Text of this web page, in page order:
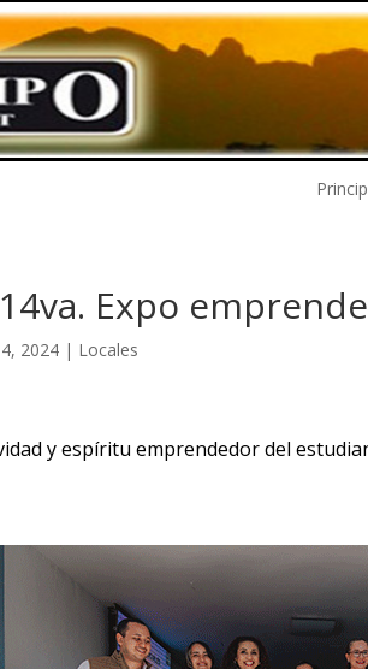
Expo
2024 | Locales
y espíritu emprendedor del